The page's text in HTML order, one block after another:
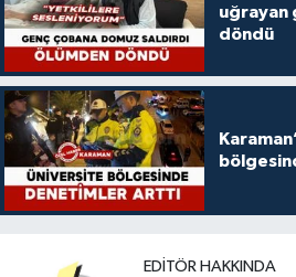
uğrayan
döndü
EDITÖR HAKKINDA